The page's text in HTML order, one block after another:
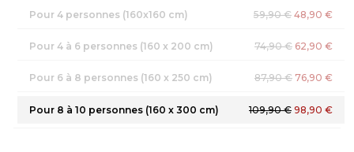
Pour 4 personnes (160x160 cm) 59,90 € 48,90 €
Pour 4 à 6 personnes (160 x 200 cm) 74,90 € 62,90 €
Pour 6 à 8 personnes (160 x 250 cm) 87,90 € 76,90 €
Pour 8 à 10 personnes (160 x 300 cm) 109,90 € 98,90 €